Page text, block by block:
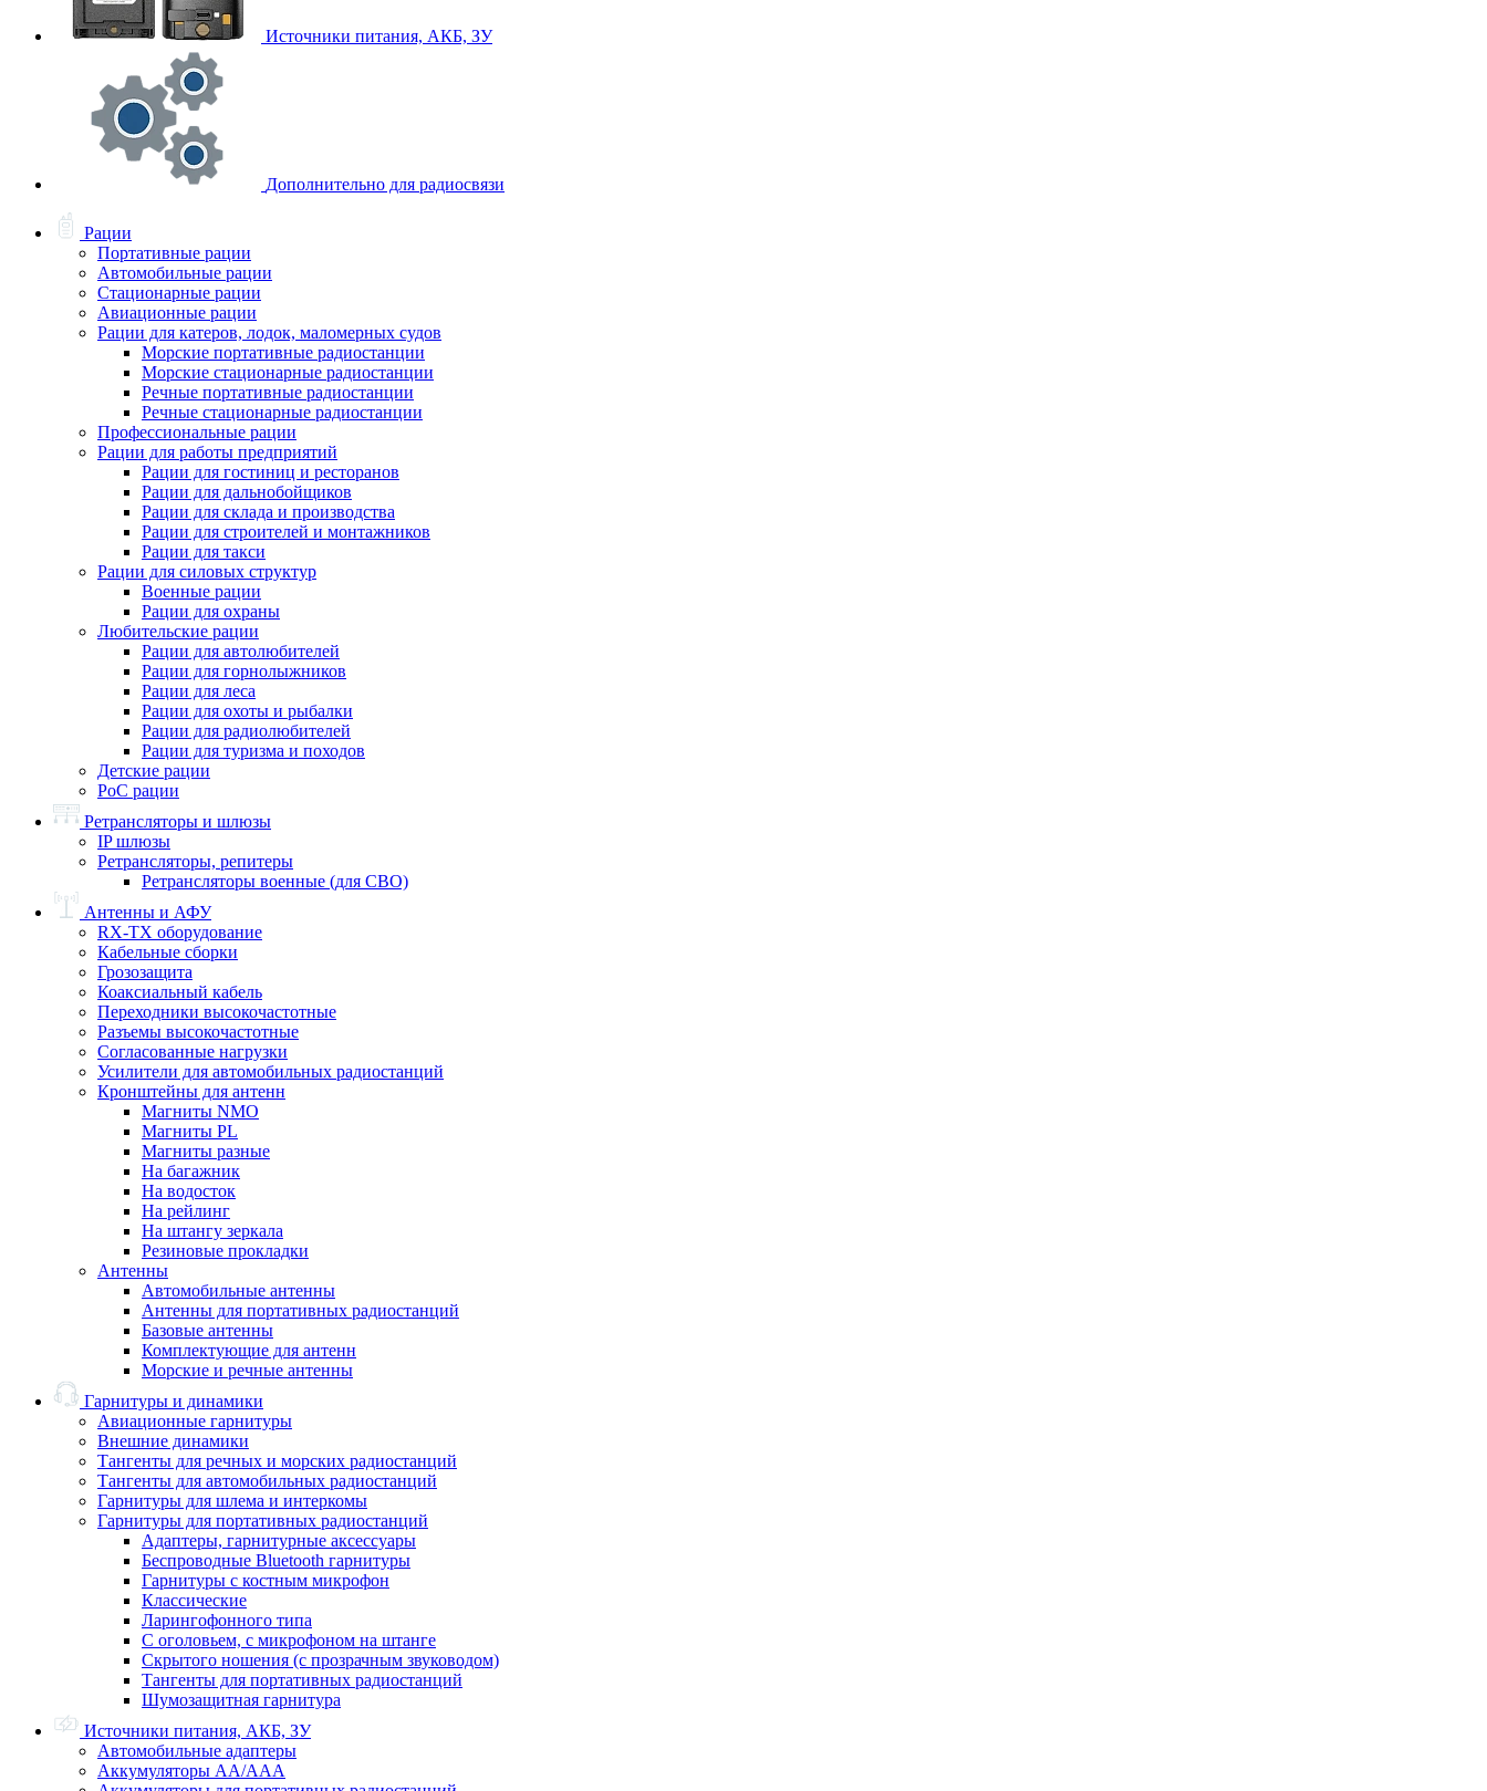
Источники питания, АКБ, ЗУ
Дополнительно для радиосвязи
Рации
Портативные рации
Автомобильные рации
Стационарные рации
Авиационные рации
Рации для катеров, лодок, маломерных судов
Морские портативные радиостанции
Морские стационарные радиостанции
Речные портативные радиостанции
Речные стационарные радиостанции
Профессиональные рации
Рации для работы предприятий
Рации для гостиниц и ресторанов
Рации для дальнобойщиков
Рации для склада и производства
Рации для строителей и монтажников
Рации для такси
Рации для силовых структур
Военные рации
Рации для охраны
Любительские рации
Рации для автолюбителей
Рации для горнолыжников
Рации для леса
Рации для охоты и рыбалки
Рации для радиолюбителей
Рации для туризма и походов
Детские рации
PoC рации
Ретрансляторы и шлюзы
IP шлюзы
Ретрансляторы, репитеры
Ретрансляторы военные (для СВО)
Антенны и АФУ
RX-TX оборудование
Кабельные сборки
Грозозащита
Коаксиальный кабель
Переходники высокочастотные
Разъемы высокочастотные
Согласованные нагрузки
Усилители для автомобильных радиостанций
Кронштейны для антенн
Магниты NMO
Магниты PL
Магниты разные
На багажник
На водосток
На рейлинг
На штангу зеркала
Резиновые прокладки
Антенны
Автомобильные антенны
Антенны для портативных радиостанций
Базовые антенны
Комплектующие для антенн
Морские и речные антенны
Гарнитуры и динамики
Авиационные гарнитуры
Внешние динамики
Тангенты для речных и морских радиостанций
Тангенты для автомобильных радиостанций
Гарнитуры для шлема и интеркомы
Гарнитуры для портативных радиостанций
Адаптеры, гарнитурные аксессуары
Беспроводные Bluetooth гарнитуры
Гарнитуры с костным микрофон
Классические
Ларингофонного типа
С оголовьем, с микрофоном на штанге
Скрытого ношения (с прозрачным звуководом)
Тангенты для портативных радиостанций
Шумозащитная гарнитура
Источники питания, АКБ, ЗУ
Автомобильные адаптеры
Аккумуляторы АА/ААА